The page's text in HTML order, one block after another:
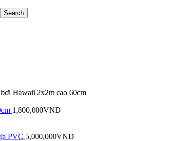
Search
Hawaii 2x2m cao 60cm
1,800,000VND
PVC 5,000,000VND